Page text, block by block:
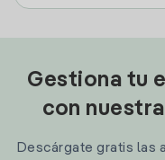
Gestiona tu
con
Descárgate gratis las